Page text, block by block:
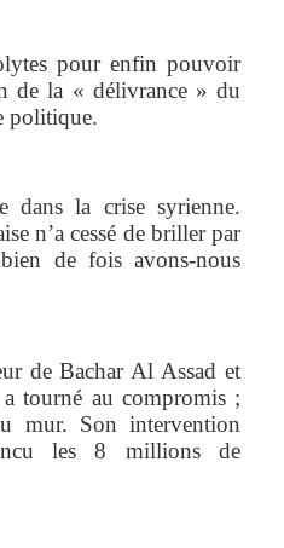
pour enfin pouvoir
de la « délivrance » du
politique.
dans la crise syrienne.
n’a cessé de briller par
de fois avons-nous
de Bachar Al Assad et
a tourné au compromis ;
mur. Son intervention
les 8 millions de